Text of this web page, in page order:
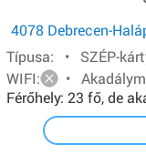
4078 Debrecen-
Típusa: • SZÉP-
WIFI:
•
Férőhely: 23 fő, de
főt pedig sátorban